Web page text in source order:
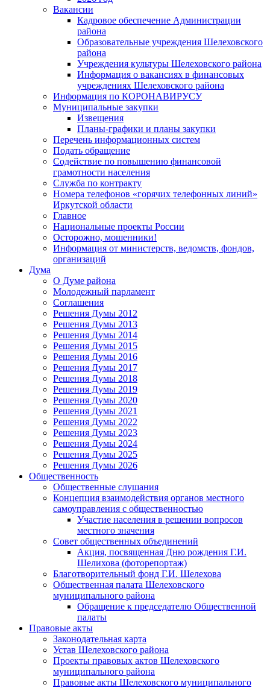
Вакансии
Кадровое обеспечение Администрации
района
Образовательные учреждения Шелеховского
района
Учреждения культуры Шелеховского района
Информация о вакансиях в финансовых
учреждениях Шелеховского района
Информация по КОРОНАВИРУСУ
Муниципальные закупки
Извещения
Планы-графики и планы закупки
Перечень информационных систем
Подать обращение
Содействие по повышению финансовой
грамотности населения
Служба по контракту
Номера телефонов «горячих телефонных линий»
Иркутской области
Главное
Национальные проекты России
Осторожно, мошенники!
Информация от министерств, ведомств, фондов,
организаций
Дума
О Думе района
Молодежный парламент
Соглашения
Решения Думы 2012
Решения Думы 2013
Решения Думы 2014
Решения Думы 2015
Решения Думы 2016
Решения Думы 2017
Решения Думы 2018
Решения Думы 2019
Решения Думы 2020
Решения Думы 2021
Решения Думы 2022
Решения Думы 2023
Решения Думы 2024
Решения Думы 2025
Решения Думы 2026
Общественность
Общественные слушания
Концепция взаимодействия органов местного
самоуправления с общественностью
Участие населения в решении вопросов
местного значения
Совет общественных объединений
Акция, посвященная Дню рождения Г.И.
Шелихова (фоторепортаж)
Благотворительный фонд Г.И. Шелехова
Общественная палата Шелеховского
муниципального района
Обращение к председателю Общественной
палаты
Правовые акты
Законодательная карта
Устав Шелеховского района
Проекты правовых актов Шелеховского
муниципального района
Правовые акты Шелеховского муниципального